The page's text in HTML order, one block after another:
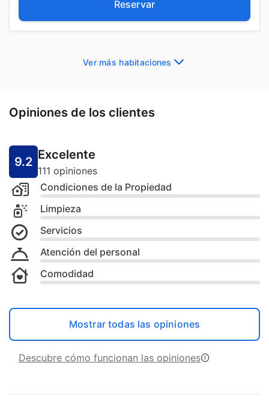
Reservar
Ver más habitaciones
Opiniones de los clientes
9.2 Excelente
111 opiniones
Condiciones de la Propiedad
Limpieza
Servicios
Atención del personal
Comodidad
Mostrar todas las opiniones
Descubre cómo funcionan las opiniones